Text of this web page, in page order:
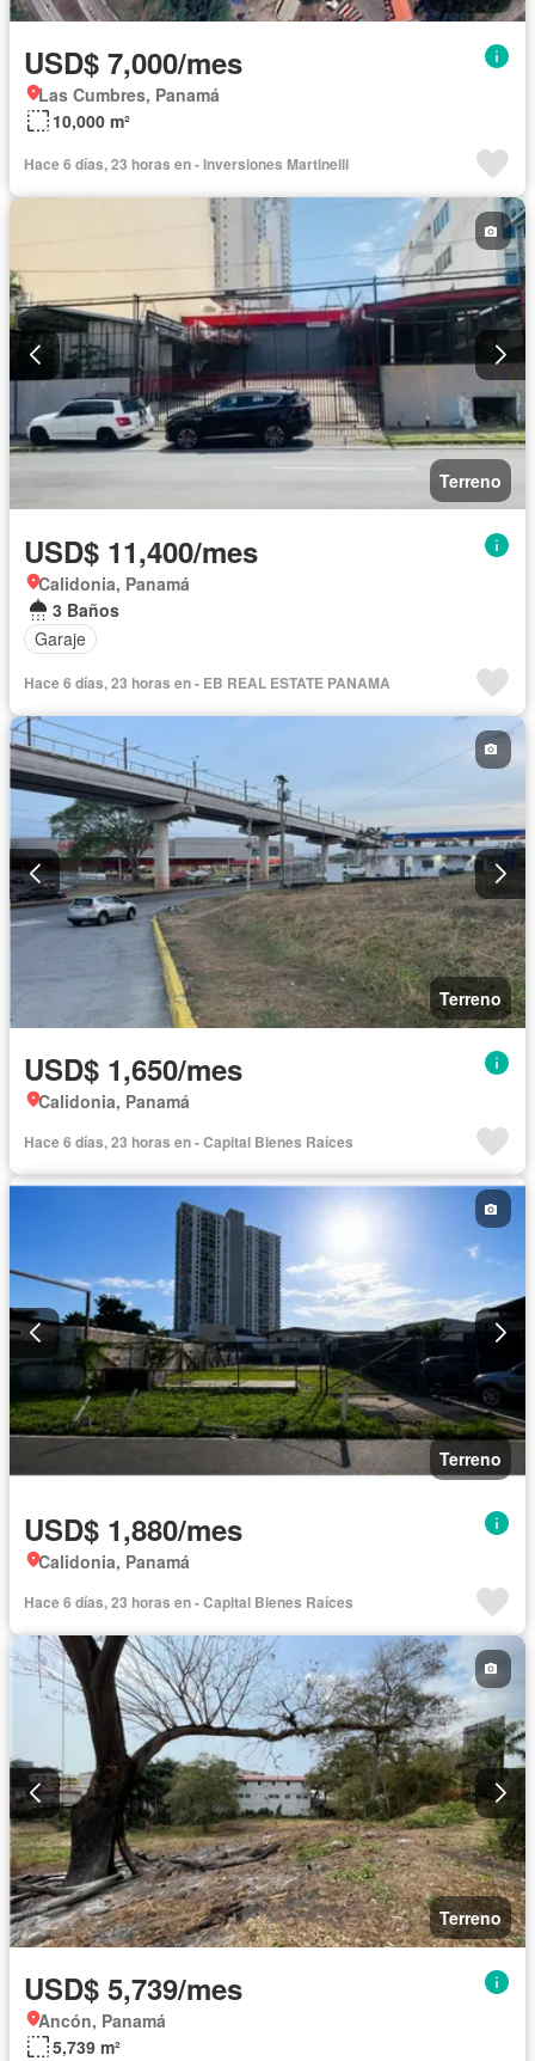
USD$ 7,000/mes
Las Cumbres, Panamá
10,000 m²
Hace 6 días, 23 horas en - Inversiones Martinelli
Terreno
USD$ 11,400/mes
Calidonia, Panamá
3 Baños
Garaje
Hace 6 días, 23 horas en - EB REAL ESTATE PANAMA
Terreno
USD$ 1,650/mes
Calidonia, Panamá
Hace 6 días, 23 horas en - Capital Bienes Raíces
Terreno
USD$ 1,880/mes
Calidonia, Panamá
Hace 6 días, 23 horas en - Capital Bienes Raíces
Terreno
USD$ 5,739/mes
Ancón, Panamá
5,739 m²